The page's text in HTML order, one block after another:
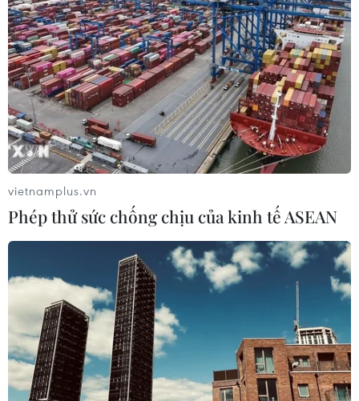
TIN CÙNG CHUYÊN MỤC
Cần Thơ thúc đẩy hợp tác du lịch với
đối tác Hàn Quốc
Hàn Quốc áp dụng ưu đãi thuế hỗ
trợ 6 ngành công nghiệp chiến lược
07/08/2026 10:21
Trung Quốc hoàn thành bản đồ địa
vietnamplus.vn
Phép thử sức chống chịu của kinh tế ASEAN